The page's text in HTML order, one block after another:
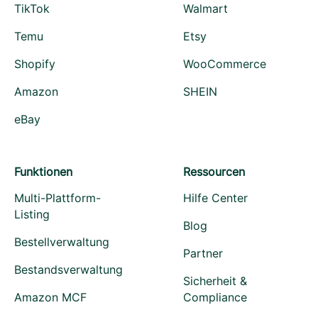
TikTok
Walmart
Temu
Etsy
Shopify
WooCommerce
Amazon
SHEIN
eBay
Funktionen
Multi-Plattform-
Listing
Bestellverwaltung
Bestandsverwaltung
Amazon MCF
Ressourcen
Hilfe Center
Blog
Partner
Sicherheit &
Compliance